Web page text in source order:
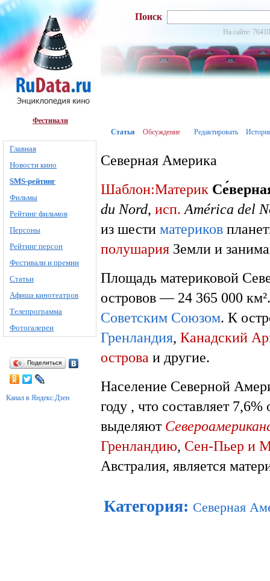
Фестивали
Главная
Новости кино
SMS-рейтинг
Фильмы
Рейтинг фильмов
Персоны
Рейтинг персон
Фестивали и премии
Статьи
Афиша кинотеатров
Телепрограмма
Фотогалереи
Поделиться
Канал в Яндекс.Дзен
Поиск
На сайте:
Статья Обсуждение Редактировать
Северная Америка
Шаблон:Материк
du Nord, исп. América del
из шести материков
полушария Земли и
Площадь материковой
островов — 24 365 000
Советским Союзом. К
Гренландия, Канадский
острова и другие.
Население Северной
году , что составляет
выделяют
Гренландию, Сен-Пьер и
Австралия, является
Категория: Северная